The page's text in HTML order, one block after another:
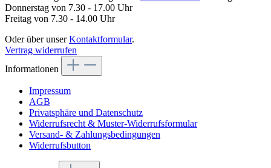
Donnerstag von 7.30 - 17.00 Uhr
Freitag von 7.30 - 14.00 Uhr
Oder über unserKontaktformular.
Vertrag widerrufen
Informationen
Impressum
AGB
Privatsphäre und Datenschutz
Widerrufsrecht & Muster-Widerrufsformular
Versand- & Zahlungsbedingungen
Widerrufsbutton